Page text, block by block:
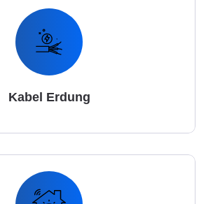
Kabel Erdung